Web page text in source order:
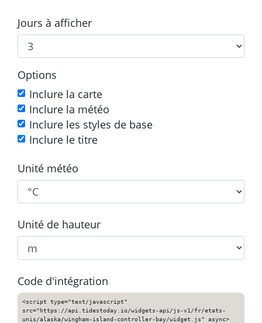
Jours à afficher
Options
Inclure la carte
Inclure la météo
Inclure les styles de base
Inclure le titre
Unité météo
Unité de hauteur
Code d'intégration
<script type="text/javascript"
src="https://api.tidestoday.io/widgets-api/js-v1/fr/etats-
unis/alaska/wingham-island-controller-bay/widget.js" async>